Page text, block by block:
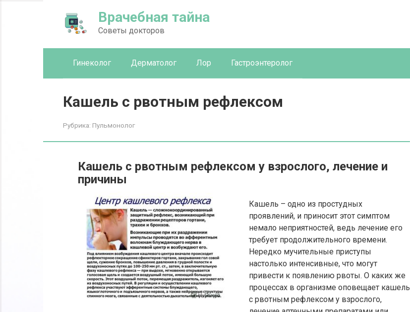
Врачебная тайна
Советы докторов
Гинеколог Дерматолог Лор Гастроэнтеролог
Кашель с рвотным рефлексом
Рубрика: Пульмонолог
Кашель с рвотным рефлексом у взрослого, лечение и
причины
Кашель – одно из простудных
проявлений, и приносит этот симптом
немало неприятностей, ведь лечение его
требует продолжительного времени.
Нередко мучительные приступы
настолько интенсивные, что могут
привести к появлению рвоты. О каких же
процессах в организме оповещает кашель
с рвотным рефлексом у взрослого,